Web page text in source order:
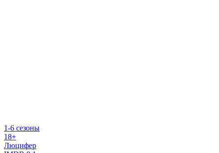
1-6 сезоны
18+
Люцифер